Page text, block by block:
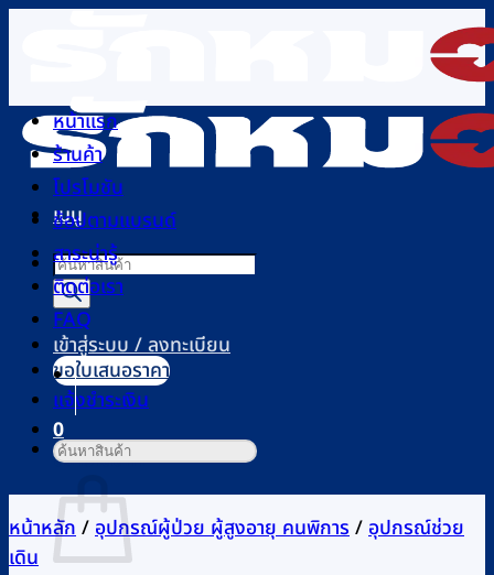
เนื้อหา
เมนู
Products
search
เข้าสู่ระบบ / ลงทะเบียน
0
ตะกร้าสินค้า
หน้าแรก
ร้านค้า
โปรโมชัน
ช้อปตามแบรนด์
สาระน่ารู้
ติดต่อเรา
FAQ
ขอใบเสนอราคา
แจ้งชำระเงิน
ค้นหา:
หน้าหลัก/อุปกรณ์ผู้ป่วย ผู้สูงอายุ คนพิการ/อุปกรณ์ช่วย
เดิน